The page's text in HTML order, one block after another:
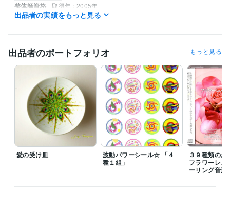
整体師資格 取得年 : 2005年
エンジェルカード・リーディング資格
波動エネルギー伝授修了 取得年 : 2002年
普通自動車免許
車両建設機械（整地）資格 取得年 : 2019年
狩猟免許 取得年 : 2010年
銃所持免許 取得年 : 2010年
得意分野
占い エンジェル占い　遠隔ヒーリング
出品者の実績をもっと見る
出品者のポートフォリオ もっと見る
愛の受け皿
波動パワーシール☆ 「４
種１組」
３９種類の
フラワーレメ
ーリング音楽